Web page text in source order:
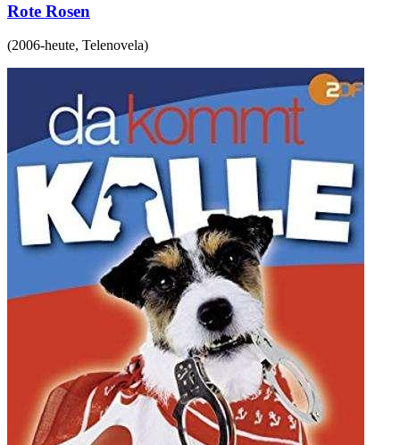
Rote Rosen
(2006-heute, Telenovela)